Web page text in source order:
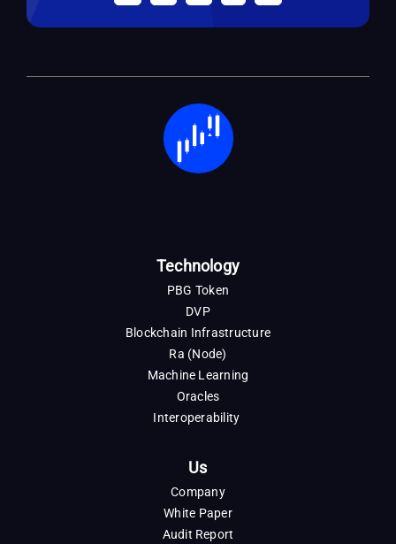
Technology
PBG Token
DVP
Blockchain Infrastructure
Ra (Node)
Machine Learning
Oracles
Interoperability
Us
Company
White Paper
Audit Report